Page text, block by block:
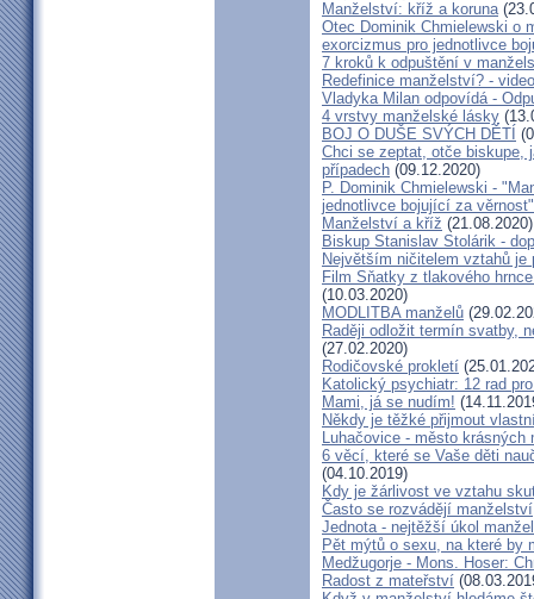
Manželství: kříž a koruna
Otec Dominik Chmielewski o
exorcizmus pro jednotlivce
7 kroků k odpuštění v
Redefinice manželství? - video
Vladyka Milan odpovídá -
4 vrstvy manželské lásky
BOJ O DUŠE SVÝCH DĚTÍ
Chci se zeptat, otče biskupe,
případech (09.12.2020)
P. Dominik Chmielewski -
jednotlivce bojující za věrnost"
Manželství a kříž (21.08.2020)
Biskup Stanislav Stolárik -
Největším ničitelem vztahů je
Film Sňatky z tlakového
(10.03.2020)
MODLITBA manželů
Raději odložit termín svatby,
(27.02.2020)
Rodičovské prokletí
Katolický psychiatr: 12 rad
Mami, já se nudím!
Někdy je těžké přijmout
Luhačovice - město krásných
6 věcí, které se Vaše děti
(04.10.2019)
Kdy je žárlivost ve vztahu
Často se rozvádějí
Jednota - nejtěžší úkol
Pět mýtů o sexu, na které by
Medžugorje - Mons. Hoser:
Radost z mateřství